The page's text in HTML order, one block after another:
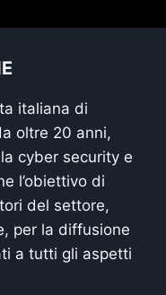
italiana di
oltre 20 anni,
cyber security e
l’obiettivo di
del settore,
per la diffusione
a tutti gli aspetti